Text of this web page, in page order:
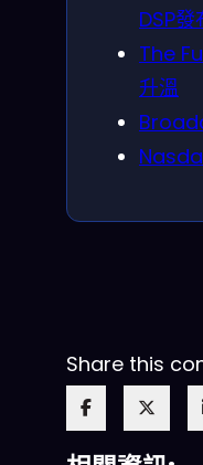
DSP發
The
升溫
Share this